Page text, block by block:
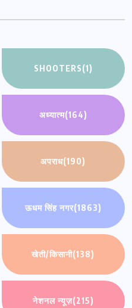
SHOOTERS(1)
अध्यात्म(164)
अपराध(190)
ऊधम सिंह नगर(1863)
खेती/किसानी(138)
नेशनल न्यूज़(215)